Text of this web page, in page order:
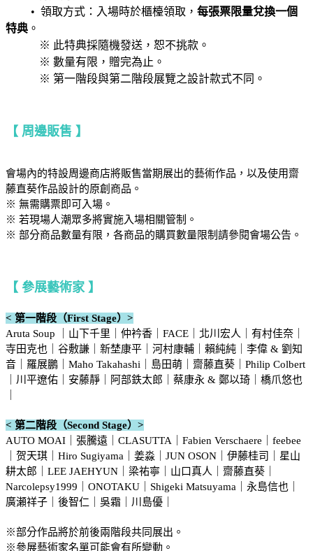
• 領取方式：入場時於櫃檯領取， 每張票限量兌換一個
特典 。
※ 此特典採隨機發送，恕不挑款。
※ 數量有限，贈完為止。
※ 第一階段與第二階段展覽之設計款式不同。
【 周邊販售 】
會場內的特設周邊商店將販售當期展出的藝術作品，以及使用齋
藤直葵作品設計的原創商品。
※ 無需購票即可入場。
※ 若現場人潮眾多將實施入場相關管制。
※ 部分商品數量有限，各商品的購買數量限制請參閱會場公告。
【 參展藝術家 】
< 第一階段（First Stage）>
Aruta Soup ｜山下千里｜仲衿香｜FACE｜北川宏人｜有村佳奈｜
寺田克也｜谷敷謙｜新埜康平｜河村康輔｜賴純純｜李偉 & 劉知
音｜羅展鵬｜Maho Takahashi｜島田萌｜齋藤直葵｜Philip Colbert
｜川平遼佑｜安藤靜｜阿部鉄太郎｜蔡康永 & 鄭以琦｜橋爪悠也
< 第二階段（Second Stage）>
AUTO MOAI｜張騰遠｜CLASUTTA｜Fabien Verschaere｜feebee
｜贺天琪｜Hiro Sugiyama｜姜淼｜JUN OSON｜伊藤桂司｜星山
耕太郎｜LEE JAEHYUN｜梁祐寧｜山口真人｜齋藤直葵｜
Narcolepsy1999｜ONOTAKU｜Shigeki Matsuyama｜永島信也｜
廣瀬祥子｜後智仁｜吳霜｜川島優｜
※部分作品將於前後兩階段共同展出。
※參展藝術家名單可能會有所變動。